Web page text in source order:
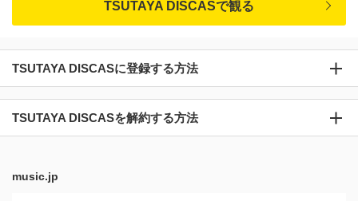
TSUTAYA DISCASで観る
TSUTAYA DISCASに登録する方法
TSUTAYA DISCASを解約する方法
music.jp